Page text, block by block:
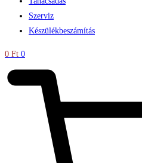
Szerviz
Készülékbeszámítás
0 Ft 0